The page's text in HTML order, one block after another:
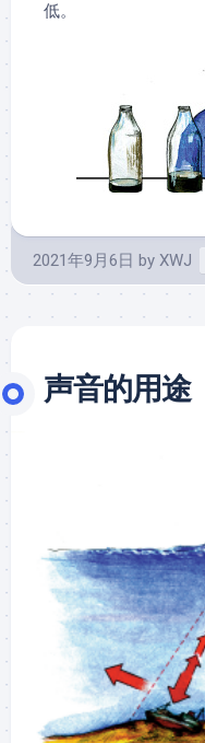
低。
2021年9月6日 by XWJ
声音的用途